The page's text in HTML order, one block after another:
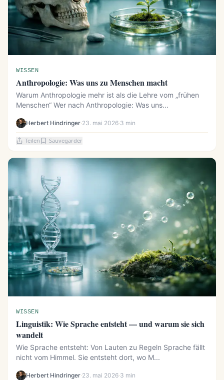
WISSEN
Anthropologie: Was uns zu Menschen macht
Warum Anthropologie mehr ist als die Lehre vom „frühen
Menschen“ Wer nach Anthropologie: Was uns...
Herbert Hindringer·23. mai 2026·3 min
Teilen Sauvegarder
WISSEN
Linguistik: Wie Sprache entsteht — und warum sie sich
wandelt
Wie Sprache entsteht: Von Lauten zu Regeln Sprache fällt
nicht vom Himmel. Sie entsteht dort, wo M...
Herbert Hindringer·23. mai 2026·3 min